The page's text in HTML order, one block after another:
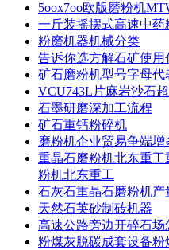
5oox7oo欧版磨粉机
一斤装摇摆式高速中药
粉磨机器机械分类
告诉你选方解石矿使
矿石磨粉机型号字母代
VCU743L片麻岩沙石
石墨研磨深加工流程
矿石重钙粉碎机
磨粉机企业贸易争端增
重晶石磨粉机北东重
粉机北东重工
石灰石重晶石磨粉机产
天然石英砂制砖机器
高速公路旁边开碎石场
粉煤灰脱碳成套设备